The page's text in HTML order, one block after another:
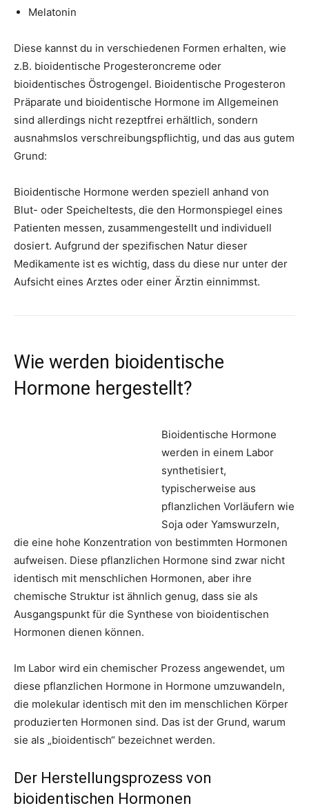
Melatonin
Diese kannst du in verschiedenen Formen erhalten, wie
z.B. bioidentische Progesteroncreme oder
bioidentisches Östrogengel. Bioidentische Progesteron
Präparate und bioidentische Hormone im Allgemeinen
sind allerdings nicht rezeptfrei erhältlich, sondern
ausnahmslos verschreibungspflichtig, und das aus gutem
Grund:
Bioidentische Hormone werden speziell anhand von
Blut- oder Speicheltests, die den Hormonspiegel eines
Patienten messen, zusammengestellt und individuell
dosiert. Aufgrund der spezifischen Natur dieser
Medikamente ist es wichtig, dass du diese nur unter der
Aufsicht eines Arztes oder einer Ärztin einnimmst.
Wie werden bioidentische
Hormone hergestellt?
Bioidentische Hormone
werden in einem Labor
synthetisiert,
typischerweise aus
pflanzlichen Vorläufern wie
Soja oder Yamswurzeln,
die eine hohe Konzentration von bestimmten Hormonen
aufweisen. Diese pflanzlichen Hormone sind zwar nicht
identisch mit menschlichen Hormonen, aber ihre
chemische Struktur ist ähnlich genug, dass sie als
Ausgangspunkt für die Synthese von bioidentischen
Hormonen dienen können.
Im Labor wird ein chemischer Prozess angewendet, um
diese pflanzlichen Hormone in Hormone umzuwandeln,
die molekular identisch mit den im menschlichen Körper
produzierten Hormonen sind. Das ist der Grund, warum
sie als „bioidentisch“ bezeichnet werden.
Der Herstellungsprozess von
bioidentischen Hormonen